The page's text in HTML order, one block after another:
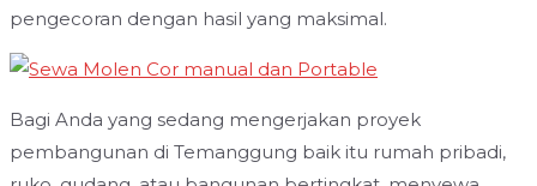
pengecoran dengan hasil yang maksimal.
Bagi Anda yang sedang mengerjakan proyek
pembangunan di Temanggung baik itu rumah pribadi,